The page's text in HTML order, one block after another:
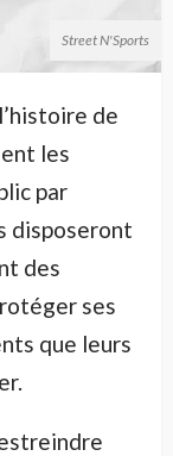
Street N'Sports
de
les
par
disposeront
des
ses
que leurs